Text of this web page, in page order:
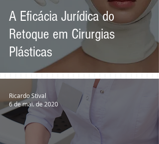
A Eficácia Jurídica do
Retoque em Cirurgias
Plásticas
Ricardo Stival
6 de mai. de 2020